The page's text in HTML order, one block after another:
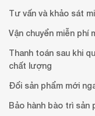
Tư vấn và khảo sát
Vận chuyển miễn phí
Thanh toán sau khi
chất lượng
Đổi sản phẩm mới
Bảo hành bào trì sản